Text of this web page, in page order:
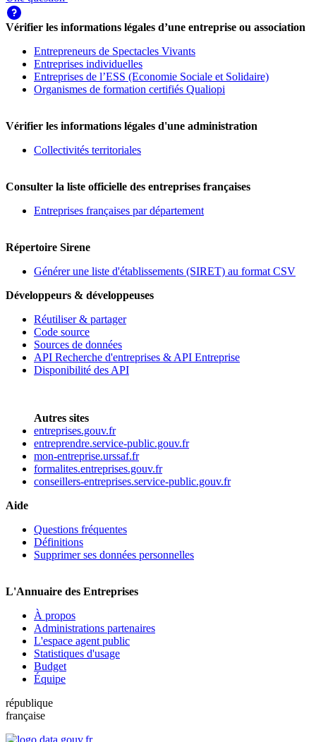
Vérifier les informations légales d’une entreprise ou association
Entrepreneurs de Spectacles Vivants
Entreprises individuelles
Entreprises de l’ESS (Economie Sociale et Solidaire)
Organismes de formation certifiés Qualiopi
Vérifier les informations légales d'une administration
Collectivités territoriales
Consulter la liste officielle des entreprises françaises
Entreprises françaises par département
Répertoire Sirene
Générer une liste d'établissements (SIRET) au format CSV
Développeurs & développeuses
Réutiliser & partager
Code source
Sources de données
API Recherche d'entreprises & API Entreprise
Disponibilité des API
Autres sites
entreprises.gouv.fr
entreprendre.service-public.gouv.fr
mon-entreprise.urssaf.fr
formalites.entreprises.gouv.fr
conseillers-entreprises.service-public.gouv.fr
Aide
Questions fréquentes
Définitions
Supprimer ses données personnelles
L'Annuaire des Entreprises
À propos
Administrations partenaires
L'espace agent public
Statistiques d'usage
Budget
Équipe
république
française